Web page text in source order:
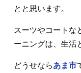
とと思います。
スーツやコートな
ーニングは、生活
どうせならあま市